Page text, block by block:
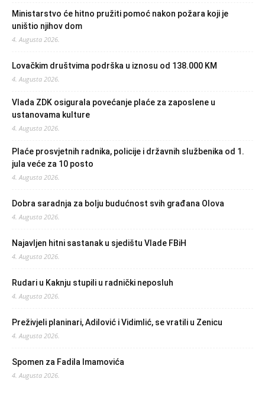
Ministarstvo će hitno pružiti pomoć nakon požara koji je
uništio njihov dom
4. Augusta 2026.
Lovačkim društvima podrška u iznosu od 138.000 KM
4. Augusta 2026.
Vlada ZDK osigurala povećanje plaće za zaposlene u
ustanovama kulture
4. Augusta 2026.
Plaće prosvjetnih radnika, policije i državnih službenika od 1.
jula veće za 10 posto
4. Augusta 2026.
Dobra saradnja za bolju budućnost svih građana Olova
4. Augusta 2026.
Najavljen hitni sastanak u sjedištu Vlade FBiH
4. Augusta 2026.
Rudari u Kaknju stupili u radnički neposluh
4. Augusta 2026.
Preživjeli planinari, Adilović i Vidimlić, se vratili u Zenicu
4. Augusta 2026.
Spomen za Fadila Imamovića
4. Augusta 2026.